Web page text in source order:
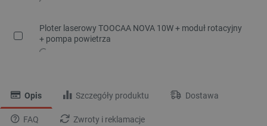
Ploter laserowy TOOCAA NOVA 10W + moduł rotacyjny
+ pompa powietrza
Opis Szczegóły produktu Dostawa
FAQ Zwroty i reklamacje